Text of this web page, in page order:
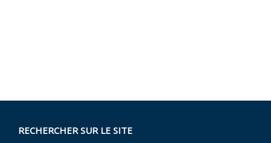
RECHERCHER SUR LE SITE